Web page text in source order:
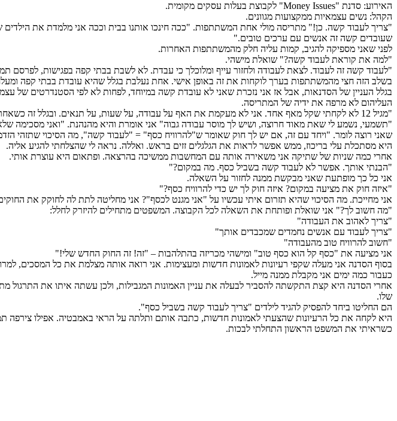
האירוע: סדנת "Money Issues" לקבוצת בעלות עסקים מקומית.
הקהל: נשים עצמאיות ממקצועות מגוונים.
"צריך לעבוד קשה. כן!" מתריסה מולי אחת המשתתפות. "ככה חינכו אותנו בבית וככה אני מלמדת את
שעובדים קשה זה אנשים עם ערכים טובים."
לפני שאני מספיקה להגיב, קמות עליה חלק מהמשתתפות האחרות.
"למה את קוראת לעבוד קשה?" שואלת מישהי.
"לעבוד קשה זה לעבוד. לצאת לעבודה ולחזור עייף ומלוכלך כי עבדת. לא לשבת בבתי קפה בפגישות, לפרסם
בשלב הזה חצי מהמשתתפות בערך לוקחות את זה באופן אישי. אחת נעלבת בגלל שהיא עובדת בבתי קפה
בגלל העניין של הסדנאות, אבל אז אני נזכרת שאני לא עובדת קשה במיוחד, לפחות לא לפי הסטנדרטים של
העליהום לא מרפה את ידיה של המתריסה.
"מגיל 12 לא לקחתי שקל מאף אחד. אני לא מעקמת את האף על עבודה, על שעות, על תנאים. ובגלל זה כשאחרות יושבות בבית בלי לקוחות ומתבכיינות שאין עבודה ואין כסף, אצלי תודה לאל אין דבר כזה."
"תשמעי, נשמע לי שאת מאוד חרוצה, ושיש לך מוסר עבודה גבוה" אני אומרת והיא מהנהנת. "ואני
שאני רוצה לומר. "ויחד עם זה, אם יש לך חוק שאומר ש"להרוויח כסף" = "לעבוד קשה", מה הסיכוי שתזהי
היא מסתכלת עלי בריכוז, ממש אפשר לראות את הגלגלים זזים בראש. ואללה. נראה לי שהצלחתי להגיע אליה.
אחרי כמה שניות של שתיקה אני משאירה אותה עם המחשבות ממשיכה בהרצאה. ופתאום היא עוצרת אותי.
"הבנתי אותך. אפשר לא לעבוד קשה בשביל כסף. מה במקום?"
אני כל כך מופתעת שאני מבקשת ממנה לחזור על השאלה.
"איזה חוק את מציעה במקום? איזה חוק לך יש כדי להרוויח כסף?"
אני מחייכת. מה הסיכוי שהיא תזרום איתי עכשיו על "אני מגנט לכסף"? אני מחליטה לתת לה לחוקק את
"מה חשוב לך?" אני שואלת ופותחת את השאלה לכל הקבוצה. המשפטים מתחילים להיזרק לחלל:
"צריך לאהוב את העבודה"
"צריך לעבוד עם אנשים נחמדים שמכבדים אותך"
"חשוב להרוויח טוב מהעבודה"
אני מציעה את "כסף קל הוא כסף טוב" ומישהי מכריזה בהתלהבות – "זה! זה החוק החדש שלי!"
בסוף הסדנה אני מעלה שקפי רעיונות לאמונות חדשות ומעצימות. אני רואה אותה מצלמת את כל המסכים,
כעבור כמה ימים אני מקבלת ממנה מייל.
אחרי הסדנה היא קצת התקשתה להסביר לבעלה את עניין האמונות המגבילות, ולכן עשתה איתו את
שלו.
הם החליטו ביחד להפסיק להגיד לילדים "צריך לעבוד קשה בשביל כסף".
היא לקחה את כל הרעיונות שהצעתי לאמונות חדשות, כתבה אותם ותלתה על הראי באמבטיה. אפילו צירפה
כשראיתי את המשפט הראשון התחלתי לבכות.